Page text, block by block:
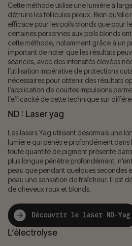
Cette méthode utilise une lumière à
détruire les follicules pileux. Bien qu’elle
efficace pour les poils blonds que pour
certaines personnes aux poils blonds
cette méthode, notamment grâce à un
important de noter que les résultats
séances, avec des intensités élevées
l’utilisation impérative de protections
nécessaires pour obtenir des résultats
l’application de courtes impulsions
l’efficacité de cette technique sur
ND : Laser yag
Les lasers Yag utilisent désormais une
lumière qui pénètre profondément dans
toute quantité de pigment présente
plus longue pénètre profondément,
peau que pendant quelques secondes
peau une sensation de fraîcheur. Il est
de cheveux roux et blonds.
Découvrir le laser ND-Yag
L’électrolyse